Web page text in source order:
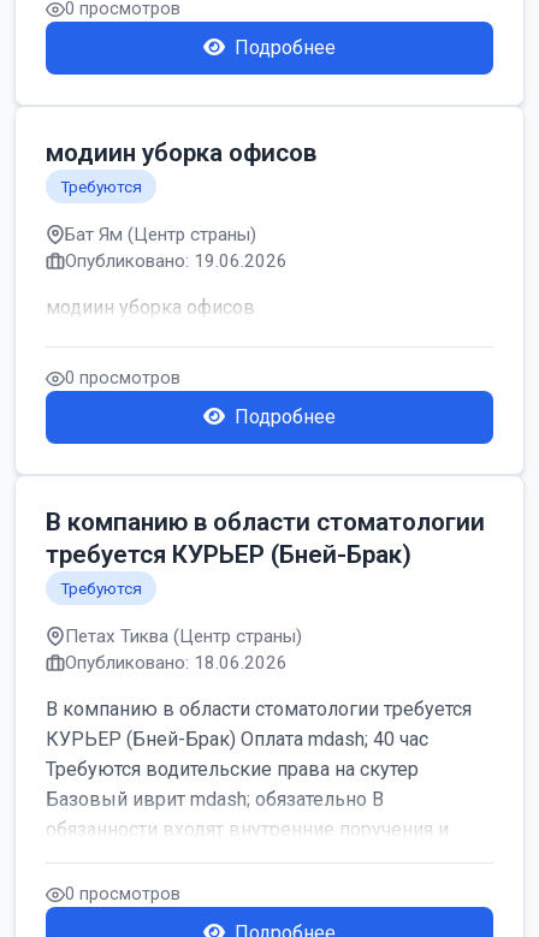
0 просмотров
Подробнее
модиин уборка офисов
Требуются
Бат Ям (Центр страны)
Опубликовано: 19.06.2026
модиин уборка офисов
0 просмотров
Подробнее
В компанию в области стоматологии
требуется КУРЬЕР (Бней-Брак)
Требуются
Петах Тиква (Центр страны)
Опубликовано: 18.06.2026
В компанию в области стоматологии требуется
КУРЬЕР (Бней-Брак) Оплата mdash; 40 час
Требуются водительские права на скутер
Базовый иврит mdash; обязательно В
обязанности входят внутренние поручения и ...
0 просмотров